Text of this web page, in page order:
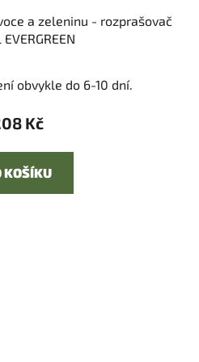
a zeleninu - rozprašovač
obvykle do 6-10 dní.
Kč
KOŠÍKU